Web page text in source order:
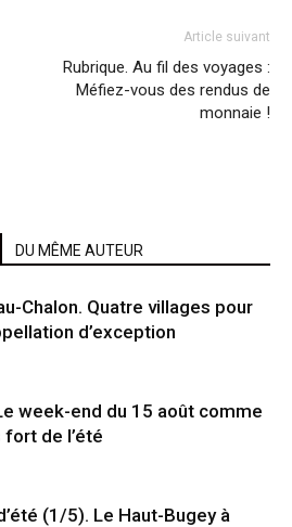
Article suivant
Rubrique. Au fil des voyages :
Méfiez-vous des rendus de
monnaie !
DU MÊME AUTEUR
Chalon. Quatre villages pour
d’exception
week-end du 15 août comme
de l’été
(1/5). Le Haut-Bugey à